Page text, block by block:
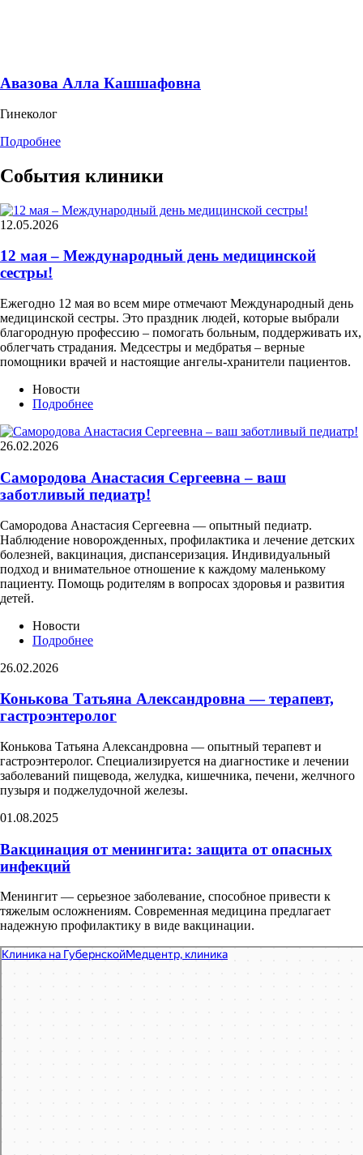
Авазова Алла Кашшафовна
Гинеколог
Подробнее
События клиники
12.05.2026
12 мая – Международный день медицинской
сестры!
Ежегодно 12 мая во всем мире отмечают Международный день
медицинской сестры. Это праздник людей, которые выбрали
благородную профессию – помогать больным, поддерживать их,
облегчать страдания. Медсестры и медбратья – верные
помощники врачей и настоящие ангелы-хранители пациентов.
Новости
Подробнее
26.02.2026
Самородова Анастасия Сергеевна – ваш
заботливый педиатр!
Самородова Анастасия Сергеевна — опытный педиатр.
Наблюдение новорожденных, профилактика и лечение детских
болезней, вакцинация, диспансеризация. Индивидуальный
подход и внимательное отношение к каждому маленькому
пациенту. Помощь родителям в вопросах здоровья и развития
детей.
Новости
Подробнее
26.02.2026
Конькова Татьяна Александровна — терапевт,
гастроэнтеролог
Конькова Татьяна Александровна — опытный терапевт и
гастроэнтеролог. Специализируется на диагностике и лечении
заболеваний пищевода, желудка, кишечника, печени, желчного
пузыря и поджелудочной железы.
01.08.2025
Вакцинация от менингита: защита от опасных
инфекций
Менингит — серьезное заболевание, способное привести к
тяжелым осложнениям. Современная медицина предлагает
надежную профилактику в виде вакцинации.
Клиника на Губернской
Диагностический центр в Тюмени